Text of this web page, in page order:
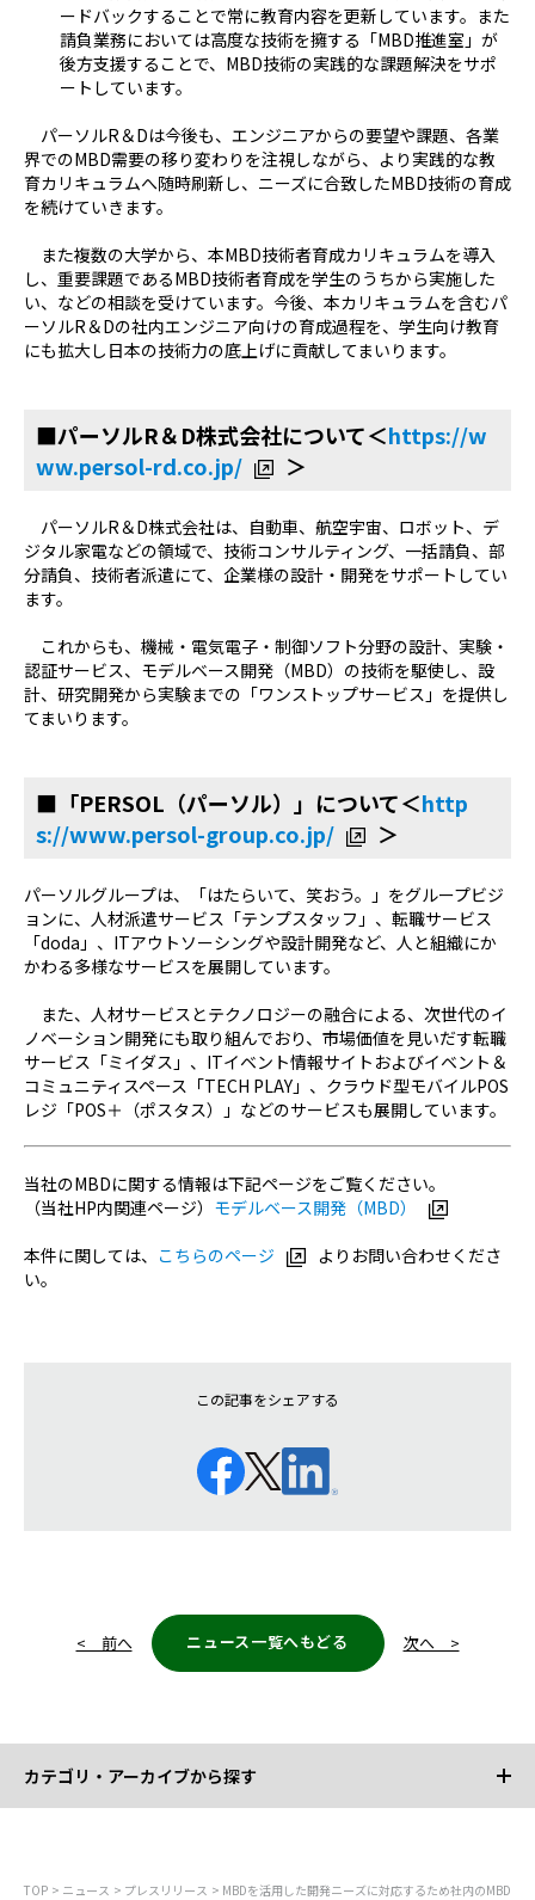
カテゴリ・アーカイブから探す
ードバックすることで常に教育内容を更新しています。また
請負業務においては高度な技術を擁する「MBD推進室」が
後方支援することで、MBD技術の実践的な課題解決をサポ
ートしています。
パーソルR＆Dは今後も、エンジニアからの要望や課題、各業
界でのMBD需要の移り変わりを注視しながら、より実践的な教
育カリキュラムへ随時刷新し、ニーズに合致したMBD技術の育成
を続けていきます。
また複数の大学から、本MBD技術者育成カリキュラムを導入
し、重要課題であるMBD技術者育成を学生のうちから実施した
い、などの相談を受けています。今後、本カリキュラムを含むパ
ーソルR＆Dの社内エンジニア向けの育成過程を、学生向け教育
にも拡大し日本の技術力の底上げに貢献してまいります。
■パーソルR＆D株式会社について＜https://w
ww.persol-rd.co.jp/
＞
パーソルR＆D株式会社は、自動車、航空宇宙、ロボット、デ
ジタル家電などの領域で、技術コンサルティング、一括請負、部
分請負、技術者派遣にて、企業様の設計・開発をサポートしてい
ます。
これからも、機械・電気電子・制御ソフト分野の設計、実験・
認証サービス、モデルベース開発（MBD）の技術を駆使し、設
計、研究開発から実験までの「ワンストップサービス」を提供し
てまいります。
■「PERSOL（パーソル）」について＜http
s://www.persol-group.co.jp/
＞
パーソルグループは、「はたらいて、笑おう。」をグループビジ
ョンに、人材派遣サービス「テンプスタッフ」、転職サービス
「doda」、ITアウトソーシングや設計開発など、人と組織にか
かわる多様なサービスを展開しています。
また、人材サービスとテクノロジーの融合による、次世代のイ
ノベーション開発にも取り組んでおり、市場価値を見いだす転職
サービス「ミイダス」、ITイベント情報サイトおよびイベント＆
コミュニティスペース「TECH PLAY」、クラウド型モバイルPOS
レジ「POS＋（ポスタス）」などのサービスも展開しています。
当社のMBDに関する情報は下記ページをご覧ください。
（当社HP内関連ページ） モデルベース開発（MBD）
本件に関しては、 こちらのページ
よりお問い合わせくださ
い。
この記事をシェアする
< 前へ ニュース一覧へもどる 次へ >
TOP ニュース プレスリリース
MBDを活用した開発ニーズに対応するため社内のMBD